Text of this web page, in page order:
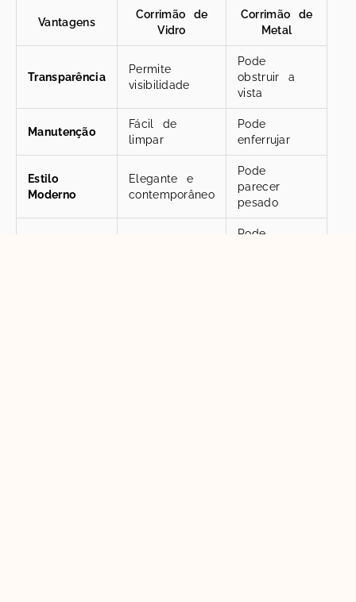
Vantagens
Corrimão de
Vidro
Corrimão de
Metal
Transparência
Permite
visibilidade
Pode
obstruir a
vista
Manutenção
Fácil de
limpar
Pode
enferrujar
Estilo
Moderno
Elegante e
contemporâneo
Pode
parecer
pesado
Pode